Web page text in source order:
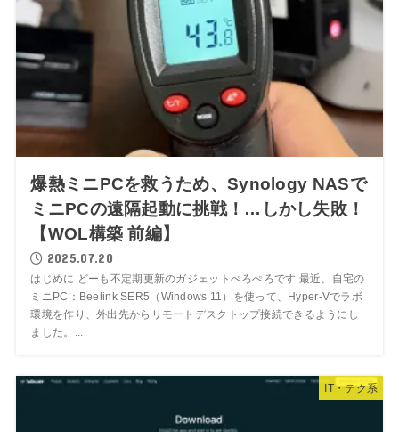
爆熱ミニPCを救うため、Synology NASで
ミニPCの遠隔起動に挑戦！…しかし失敗！
【WOL構築 前編】
2025.07.20
はじめに どーも不定期更新のガジェットぺろぺろです 最近、自宅の
ミニPC：Beelink SER5（Windows 11）を使って、Hyper-Vでラボ
環境を作り、外出先からリモートデスクトップ接続できるようにし
ました。...
IT・テク系